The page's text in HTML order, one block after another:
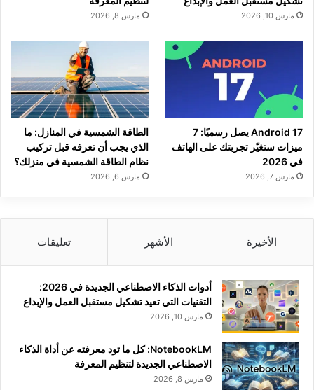
مارس 10, 2026 مارس 8, 2026
Android 17 يصل رسميًا: 7
ميزات ستغيّر تجربتك على الهاتف
في 2026
مارس 7, 2026
الطاقة الشمسية في المنازل: ما
الذي يجب أن تعرفه قبل تركيب
نظام الطاقة الشمسية في منزلك؟
مارس 6, 2026
الأخيرة الأشهر تعليقات
أدوات الذكاء الاصطناعي الجديدة في 2026:
التقنيات التي تعيد تشكيل مستقبل العمل والإبداع
مارس 10, 2026
NotebookLM: كل ما تود معرفته عن أداة الذكاء
الاصطناعي الجديدة لتنظيم المعرفة
مارس 8, 2026